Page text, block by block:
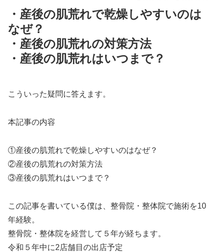
・産後の肌荒れで乾燥しやすいのは
なぜ？
・産後の肌荒れの対策方法
・産後の肌荒れはいつまで？
こういった疑問に答えます。
︎本記事の内容
①産後の肌荒れで乾燥しやすいのはなぜ？
②産後の肌荒れの対策方法
③産後の肌荒れはいつまで？
この記事を書いている僕は、整骨院・整体院で施術を10
年経験。
整骨院・整体院を経営して５年が経ちます。
令和５年中に2店舗目の出店予定